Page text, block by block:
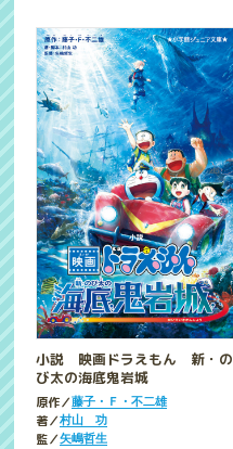
小説 映画ドラえもん 新・の
び太の海底鬼岩城
原作／藤子・Ｆ・不二雄
著／村山 功
監／矢嶋哲生